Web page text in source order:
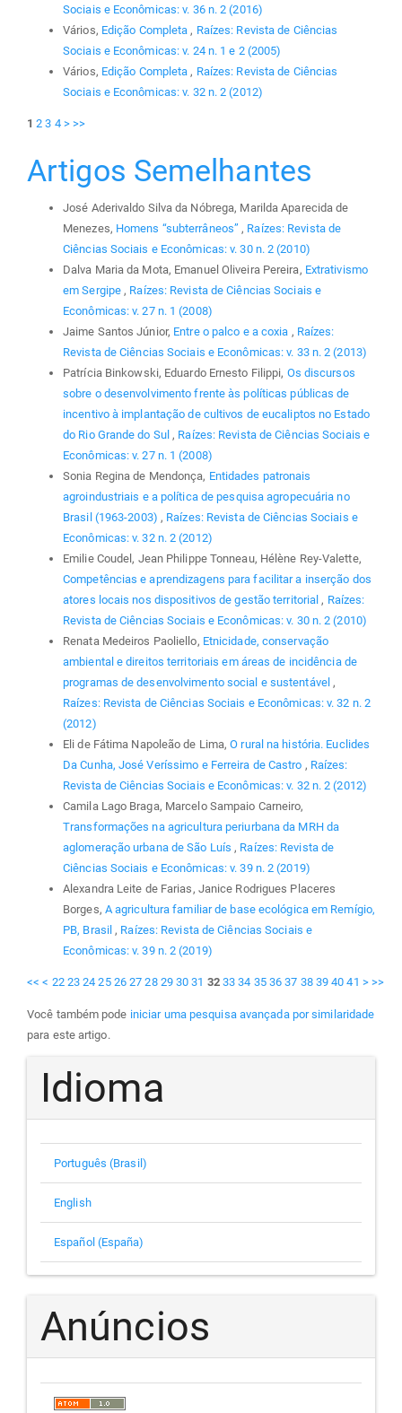
Sociais e Econômicas: v. 36 n. 2 (2016)
Vários, Edição Completa, Raízes: Revista de Ciências
Sociais e Econômicas: v. 24 n. 1 e 2 (2005)
Vários, Edição Completa, Raízes: Revista de Ciências
Sociais e Econômicas: v. 32 n. 2 (2012)
1 2 3 4 > >>
Artigos Semelhantes
José Aderivaldo Silva da Nóbrega, Marilda Aparecida de
Menezes, Homens “subterrâneos”, Raízes: Revista de
Ciências Sociais e Econômicas: v. 30 n. 2 (2010)
Dalva Maria da Mota, Emanuel Oliveira Pereira, Extrativismo
em Sergipe, Raízes: Revista de Ciências Sociais e
Econômicas: v. 27 n. 1 (2008)
Jaime Santos Júnior, Entre o palco e a coxia , Raízes:
Revista de Ciências Sociais e Econômicas: v. 33 n. 2 (2013)
Patrícia Binkowski, Eduardo Ernesto Filippi, Os discursos
sobre o desenvolvimento frente às políticas públicas de
incentivo à implantação de cultivos de eucaliptos no Estado
do Rio Grande do Sul, Raízes: Revista de Ciências Sociais e
Econômicas: v. 27 n. 1 (2008)
Sonia Regina de Mendonça, Entidades patronais
agroindustriais e a política de pesquisa agropecuária no
Brasil (1963-2003) , Raízes: Revista de Ciências Sociais e
Econômicas: v. 32 n. 2 (2012)
Emilie Coudel, Jean Philippe Tonneau, Hélène Rey-Valette,
Competências e aprendizagens para facilitar a inserção dos
atores locais nos dispositivos de gestão territorial, Raízes:
Revista de Ciências Sociais e Econômicas: v. 30 n. 2 (2010)
Renata Medeiros Paoliello, Etnicidade, conservação
ambiental e direitos territoriais em áreas de incidência de
programas de desenvolvimento social e sustentável,
Raízes: Revista de Ciências Sociais e Econômicas: v. 32 n. 2
(2012)
Eli de Fátima Napoleão de Lima,O rural na história. Euclides
Da Cunha, José Veríssimo e Ferreira de Castro , Raízes:
Revista de Ciências Sociais e Econômicas: v. 32 n. 2 (2012)
Camila Lago Braga, Marcelo Sampaio Carneiro,
Transformações na agricultura periurbana da MRH da
aglomeração urbana de São Luís, Raízes: Revista de
Ciências Sociais e Econômicas: v. 39 n. 2 (2019)
Alexandra Leite de Farias, Janice Rodrigues Placeres
Borges, A agricultura familiar de base ecológica em Remígio,
PB, Brasil, Raízes: Revista de Ciências Sociais e
Econômicas: v. 39 n. 2 (2019)
<< < 22 23 24 25 26 27 28 29 30 31 32 33 34 35 36 37 38 39 40 41 > >>
Você também pode iniciar uma pesquisa avançada por similaridade
para este artigo.
Idioma
Português (Brasil)
English
Español (España)
Anúncios